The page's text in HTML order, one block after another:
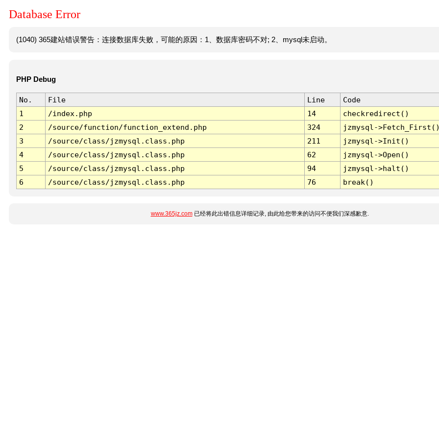
Database Error
(1040) 365建站错误警告：连接数据库失败，可能的原因：1、数据库密码不对; 2、mysql未启动。
PHP Debug
No. File Line
Code
1
/index.php 14
checkredirect()
2
/source/function/function_extend.php 324
jzmysql-
3
/source/class/jzmysql.class.php 211
jzmysql->Init()
4
/source/class/jzmysql.class.php 62
jzmysql->Open()
5
/source/class/jzmysql.class.php 94
jzmysql->halt()
6
/source/class/jzmysql.class.php 76 break()
www.365jz.com已经将此出错信息详细记录, 由此给您带来的访问不便我们深感歉意.